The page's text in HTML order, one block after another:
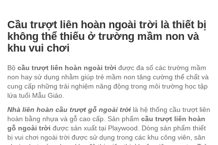
Cầu trượt liên hoàn ngoài trời là thiết bị
không thể thiếu ở trường mầm non và
khu vui chơi
Bộ cầu trượt liên hoàn ngoài trời được đa số các trường mầm
non hay sử dụng nhằm giúp trẻ mầm non tăng cường thể chất và
cung cấp những trải nghiệm năng động trong môi trường học tập
lứa tuổi Mẫu Giáo.
Nhà liên hoàn cầu trượt gỗ ngoài trời là hệ thống cầu trượt liên
hoàn bằng nhựa và gỗ cao cấp. Sản phẩm cầu trượt liên hoàn
gỗ ngoài trời được sản xuất tại Playwood. Dòng sản phẩm thiết
bị vui chơi ngoài trời được sử dụng trong các khu công viên, sân